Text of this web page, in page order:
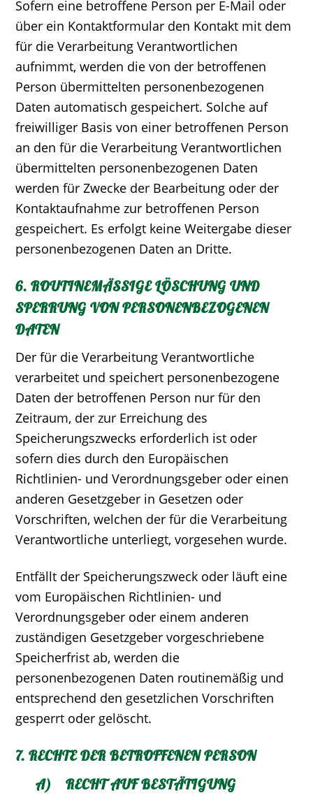
Sofern eine betroffene Person per E-Mail oder
über ein Kontaktformular den Kontakt mit dem
für die Verarbeitung Verantwortlichen
aufnimmt, werden die von der betroffenen
Person übermittelten personenbezogenen
Daten automatisch gespeichert. Solche auf
freiwilliger Basis von einer betroffenen Person
an den für die Verarbeitung Verantwortlichen
übermittelten personenbezogenen Daten
werden für Zwecke der Bearbeitung oder der
Kontaktaufnahme zur betroffenen Person
gespeichert. Es erfolgt keine Weitergabe dieser
personenbezogenen Daten an Dritte.
6. ROUTINEMÄSSIGE LÖSCHUNG UND S
PERRUNG VON PERSONENBEZOGENEN D
ATEN
Der für die Verarbeitung Verantwortliche
verarbeitet und speichert personenbezogene
Daten der betroffenen Person nur für den
Zeitraum, der zur Erreichung des
Speicherungszwecks erforderlich ist oder
sofern dies durch den Europäischen
Richtlinien- und Verordnungsgeber oder einen
anderen Gesetzgeber in Gesetzen oder
Vorschriften, welchen der für die Verarbeitung
Verantwortliche unterliegt, vorgesehen wurde.
Entfällt der Speicherungszweck oder läuft eine
vom Europäischen Richtlinien- und
Verordnungsgeber oder einem anderen
zuständigen Gesetzgeber vorgeschriebene
Speicherfrist ab, werden die
personenbezogenen Daten routinemäßig und
entsprechend den gesetzlichen Vorschriften
gesperrt oder gelöscht.
7. RECHTE DER BETROFFENEN PERSON
A) RECHT AUF BESTÄTIGUNG